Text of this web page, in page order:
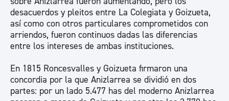
desacuerdos y pleitos entre La Colegiata y Goizueta,
así como con otros particulares comprometidos con
arriendos, fueron continuos dadas las diferencias
entre los intereses de ambas instituciones.
En 1815 Roncesvalles y Goizueta firmaron una
concordia por la que Anizlarrea se dividió en dos
partes: por un lado 5.477 has del moderno Anizlarrea